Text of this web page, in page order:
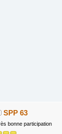
SPP 63
bonne participation